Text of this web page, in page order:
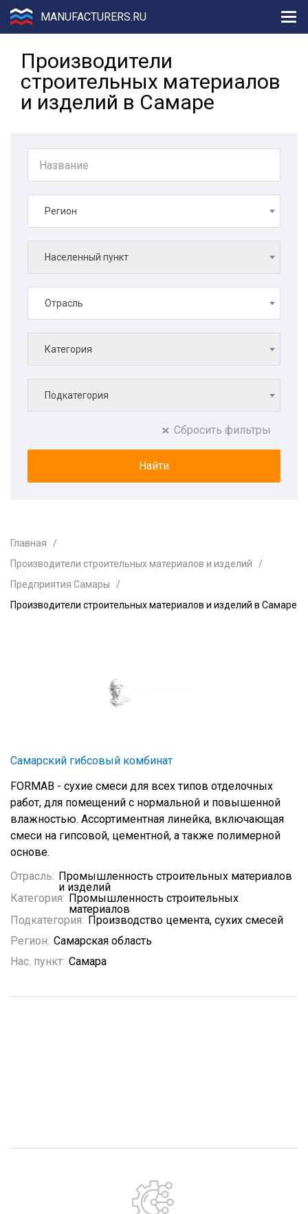
MANUFACTURERS.RU
Производители
строительных материалов
и изделий в Самаре
Регион
Населенный пункт
Отрасль
Категория
Подкатегория
Сбросить фильтры
Главная
Производители строительных материалов и изделий
Предприятия Самары
Производители строительных материалов и изделий в Самаре
Самарский гибсовый комбинат
FORMAB - сухие смеси для всех типов отделочных
работ, для помещений с нормальной и повышенной
влажностью. Ассортиментная линейка, включающая
смеси на гипсовой, цементной, а также полимерной
основе.
Отрасль: Промышленность строительных материалов
и изделий
Категория: Промышленность строительных
материалов
Подкатегория: Производство цемента, сухих смесей
Регион: Самарская область
Нас. пункт: Самара